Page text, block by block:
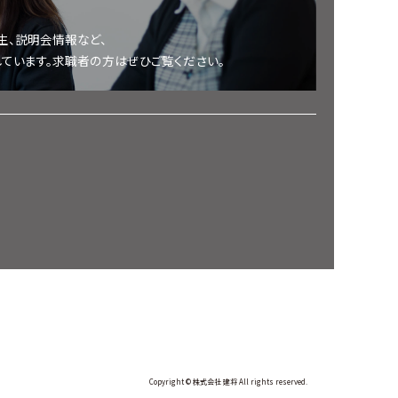
説明会情報など、
います。求職者の方はぜひご覧ください。
Copyright © 株式会社 建将 All rights reserved.